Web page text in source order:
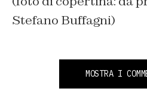
Stefano Buffagni)
MOSTRA I